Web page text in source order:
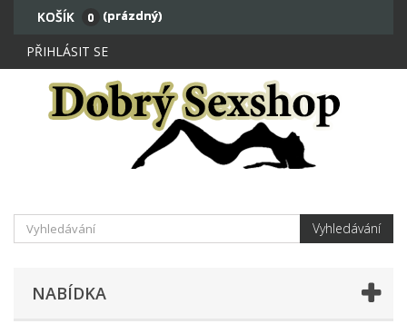
KOŠÍK 0 (prázdný)
PŘIHLÁSIT SE
Vyhledávání
NABÍDKA